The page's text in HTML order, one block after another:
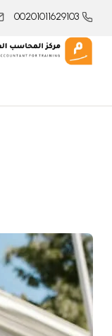
00201011629103